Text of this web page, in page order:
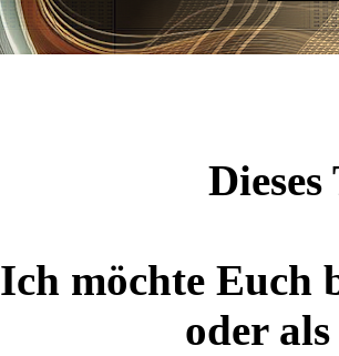
Ich möchte Euch
oder